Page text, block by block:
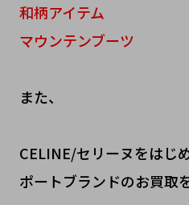
和柄アイテム
マウンテンブーツ
また、
CELINE/セリーヌをはじ
ポートブランドのお買取